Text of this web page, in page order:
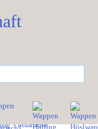
>Mitarbeiter